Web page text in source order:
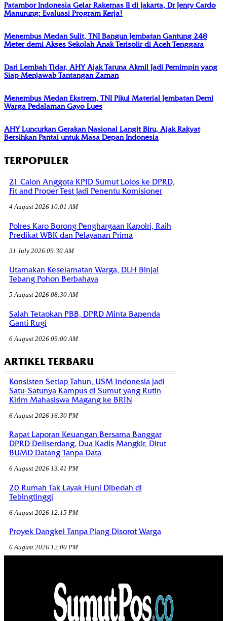
Patambor Indonesia Gelar Rakernas II di Jakarta, Dr Jenry Cardo
Manurung: Evaluasi Program Kerja!
Menembus Medan Sulit, TNI Bangun Jembatan Gantung 248
Meter demi Akses Sekolah Anak Terisolir di Aceh Tenggara
Dari Lembah Tidar, AHY Ajak Taruna Akmil Jadi Pemimpin yang
Siap Menjawab Tantangan Zaman
Menembus Medan Ekstrem, TNI Pikul Material Jembatan Demi
Warga Pedalaman Gayo Lues
AHY Luncurkan Gerakan Nasional Langit Biru, Ajak Rakyat
Bersihkan Pantai untuk Masa Depan Indonesia
TERPOPULER
21 Calon Anggota KPID Sumut Lolos ke DPRD,
Fit and Proper Test Jadi Penentu Komisioner
4 August 2026 10:01 AM
Polres Karo Borong Penghargaan Kapolri, Raih
Predikat WBK dan Pelayanan Prima
31 July 2026 09:30 AM
Utamakan Keselamatan Warga, DLH Binjai
Tebang Pohon Berbahaya
5 August 2026 08:30 AM
Salah Tetapkan PBB, DPRD Minta Bapenda
Ganti Rugi
6 August 2026 09:00 AM
ARTIKEL TERBARU
Konsisten Setiap Tahun, USM Indonesia jadi
Satu-Satunya Kampus di Sumut yang Rutin
Kirim Mahasiswa Magang ke BRIN
6 August 2026 16:30 PM
Rapat Laporan Keuangan Bersama Banggar
DPRD Deliserdang, Dua Kadis Mangkir, Dirut
BUMD Datang Tanpa Data
6 August 2026 13:41 PM
20 Rumah Tak Layak Huni Dibedah di
Tebingtinggi
6 August 2026 12:15 PM
Proyek Dangkel Tanpa Plang Disorot Warga
6 August 2026 12:00 PM